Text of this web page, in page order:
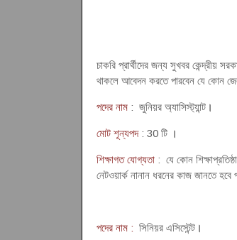
চাকরি প্রার্থীদের জন্য সুখবর কেন্দ্রীয়
থাকলে আবেদন করতে পারবেন যে কোন
পদের নাম: জুনিয়র অ্যাসিস্ট্যান্ট।
মোট শূন্যপদ: 30 টি ।
শিক্ষাগত যোগ্যতা: যে কোন
নেটওয়ার্ক নানান ধরনের কাজ জানতে হবে
পদের নাম : সিনিয়র এসিস্টেন্ট।